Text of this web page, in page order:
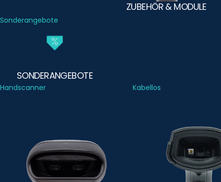
ZUBEHÖR & MODULE
Sonderangebote
SONDERANGEBOTE
Handscanner Kabellos